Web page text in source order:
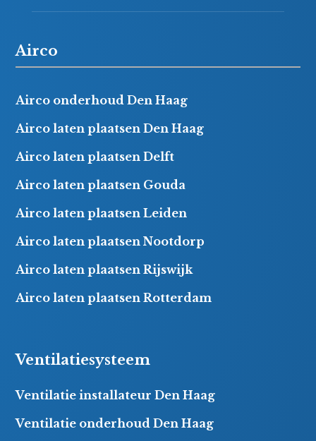
Airco
Airco onderhoud Den Haag
Airco laten plaatsen Den Haag
Airco laten plaatsen Delft
Airco laten plaatsen Gouda
Airco laten plaatsen Leiden
Airco laten plaatsen Nootdorp
Airco laten plaatsen Rijswijk
Airco laten plaatsen Rotterdam
Ventilatiesysteem
Ventilatie installateur Den Haag
Ventilatie onderhoud Den Haag